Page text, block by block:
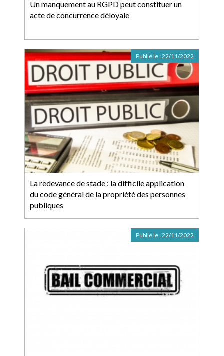
Un manquement au RGPD peut constituer un
acte de concurrence déloyale
La redevance de stade : la difficile application
du code général de la propriété des personnes
publiques
Publié le :22/11/2022
Publié le :22/11/2022